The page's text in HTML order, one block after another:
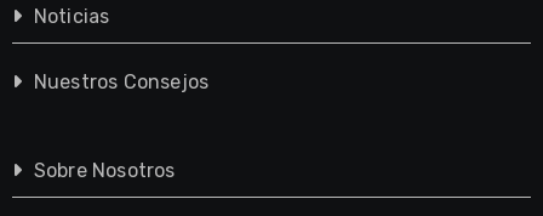
Noticias
Nuestros Consejos
Sobre Nosotros